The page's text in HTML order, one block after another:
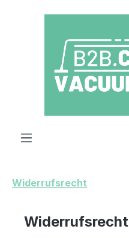
Zum Hauptinhalt springen
Widerrufsrecht
Widerrufsrecht